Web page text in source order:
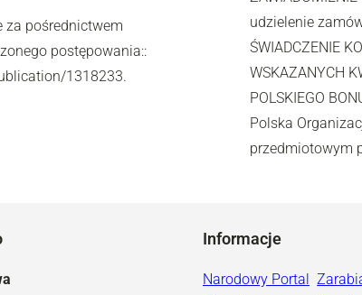
za pośrednictwem
postępowania::
1318233.
udzielenie
ŚWIADCZENIE
WSKAZANYCH
POLSKIEGO
Polska
przedmiotowym
Informacje
Narodowy Portal